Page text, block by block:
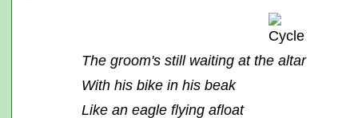
The groom's still waiting at the altar
With his bike in his beak
Like an eagle flying afloat